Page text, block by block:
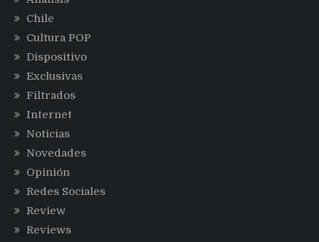
Chile
Cultura POP
Dispositivo
Exclusivas
Filtrados
Internet
Noticias
Novedades
Opinión
Redes Sociales
Review
Reviews